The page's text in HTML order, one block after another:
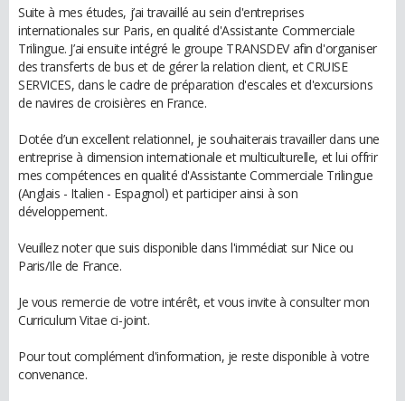
Suite à mes études, j’ai travaillé au sein d'entreprises
internationales sur Paris, en qualité d'Assistante Commerciale
Trilingue. J’ai ensuite intégré le groupe TRANSDEV afin d'organiser
des transferts de bus et de gérer la relation client, et CRUISE
SERVICES, dans le cadre de préparation d'escales et d'excursions
de navires de croisières en France.
Dotée d’un excellent relationnel, je souhaiterais travailler dans une
entreprise à dimension internationale et multiculturelle, et lui offrir
mes compétences en qualité d'Assistante Commerciale Trilingue
(Anglais - Italien - Espagnol) et participer ainsi à son
développement.
Veuillez noter que suis disponible dans l'immédiat sur Nice ou
Paris/Ile de France.
Je vous remercie de votre intérêt, et vous invite à consulter mon
Curriculum Vitae ci-joint.
Pour tout complément d'information, je reste disponible à votre
convenance.